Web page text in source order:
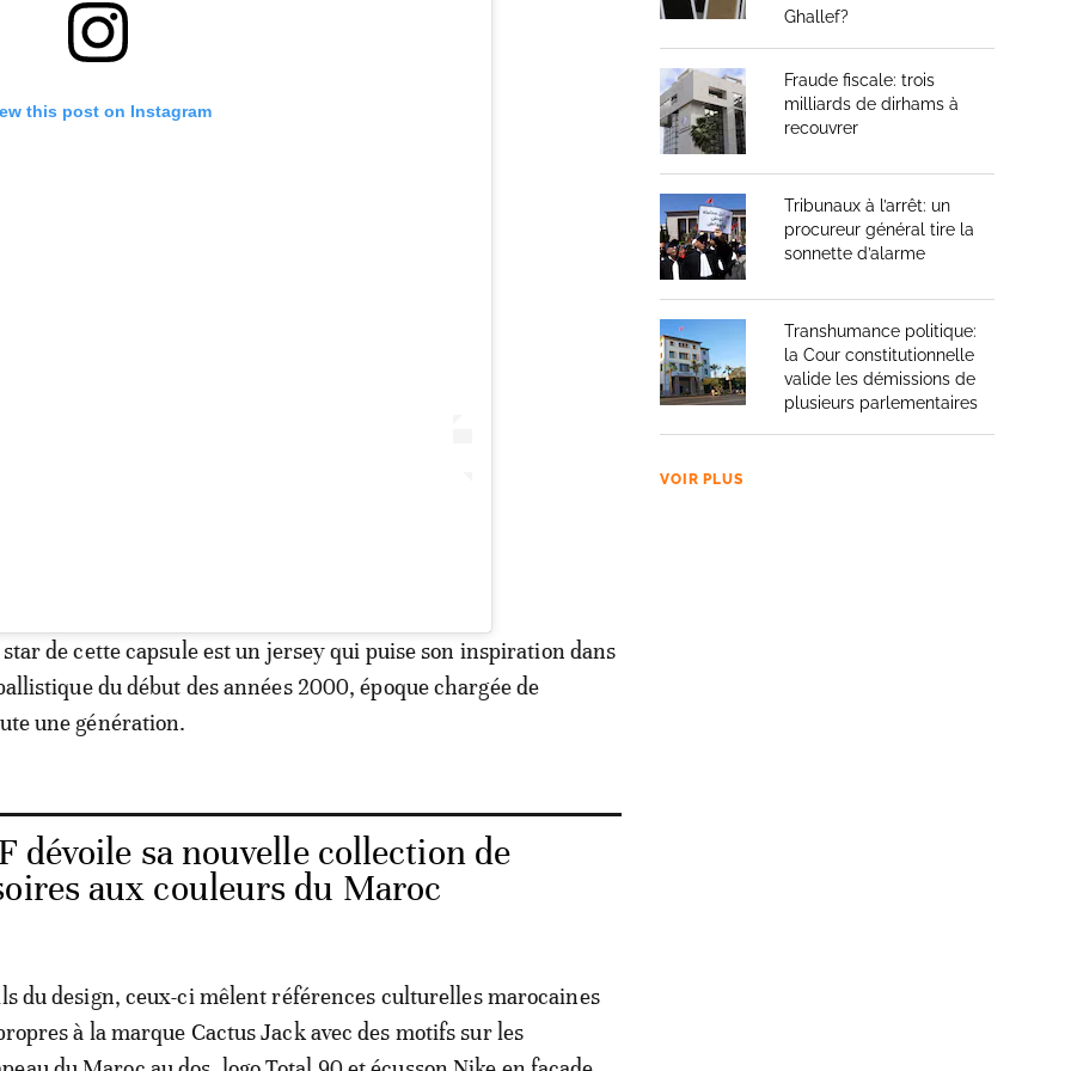
this post on Instagram
de cette capsule est un jersey qui puise son inspiration dans
du début des années 2000, époque chargée de
une génération.
dévoile sa nouvelle collection de
aux couleurs du Maroc
du design, ceux-ci mêlent références culturelles marocaines
à la marque Cactus Jack avec des motifs sur les
Ghallef?
Fraude fiscale: trois
milliards de dirhams à
recouvrer
Tribunaux à l’arrêt: un
procureur général tire la
sonnette d’alarme
Transhumance politique:
la Cour constitutionnelle
valide les démissions de
plusieurs parlementaires
VOIR PLUS